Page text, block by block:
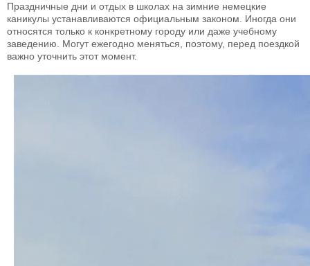
Праздничные дни и отдых в школах на зимние немецкие
каникулы устанавливаются официальным законом. Иногда они
относятся только к конкретному городу или даже учебному
заведению. Могут ежегодно меняться, поэтому, перед поездкой
важно уточнить этот момент.